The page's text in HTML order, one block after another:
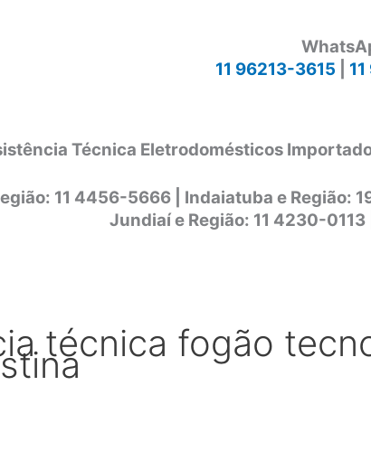
11 96213-3615
Técnica Eletrodomésticos
11 4456-5666 | Indaiatuba e
Jundiaí e Região: 11 4230-0113
técnica fogão